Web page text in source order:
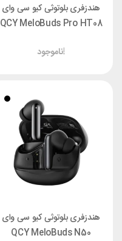
هندزفری بلوتوثی کیو سی وای
QCY MeloBuds Pro HT08
ناموجود!
هندزفری بلوتوثی کیو سی وای
QCY MeloBuds N50